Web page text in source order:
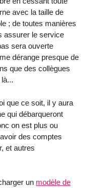
avec la taille de
; de toutes manières
assurer le service
sera ouverte
dérange presque de
que des collègues
que ce soit, il y aura
qui débarqueront
on est plus ou
des comptes
et autres
un modèle de